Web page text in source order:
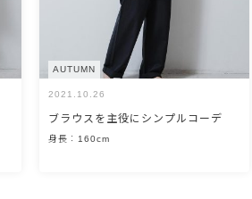
AUTUMN
2021.10.26
ブラウスを主役にシンプルコーデ
身長：160cm